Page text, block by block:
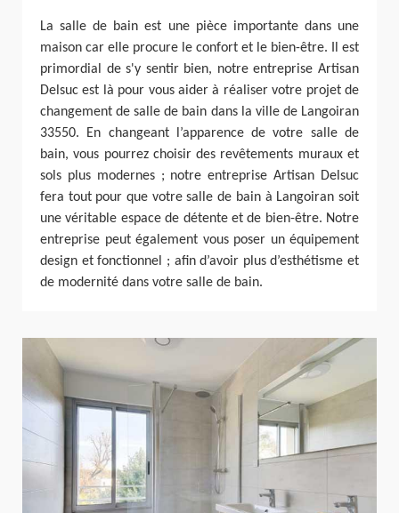
La salle de bain est une pièce importante dans une
maison car elle procure le confort et le bien-être. Il est
primordial de s'y sentir bien, notre entreprise Artisan
Delsuc est là pour vous aider à réaliser votre projet de
changement de salle de bain dans la ville de Langoiran
33550. En changeant l’apparence de votre salle de
bain, vous pourrez choisir des revêtements muraux et
sols plus modernes ; notre entreprise Artisan Delsuc
fera tout pour que votre salle de bain à Langoiran soit
une véritable espace de détente et de bien-être. Notre
entreprise peut également vous poser un équipement
design et fonctionnel ; afin d’avoir plus d’esthétisme et
de modernité dans votre salle de bain.